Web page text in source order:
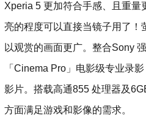
Xperia 5 更加符合手感、且重量
亮的程度可以直接当镜子用了！
以观赏的画面更广。整合Sony
「Cinema Pro」电影级专业录
影片。搭载高通855 处理器及
方面满足游戏和影像的需求。